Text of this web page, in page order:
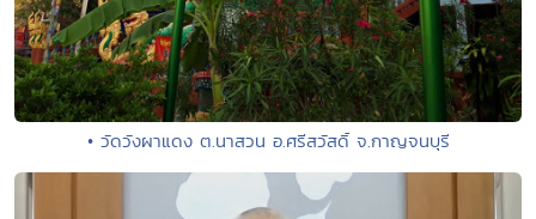
• วัดวังผาแดง ต.นาสวน อ.ศรีสวัสดิ์ จ.กาญจนบุรี